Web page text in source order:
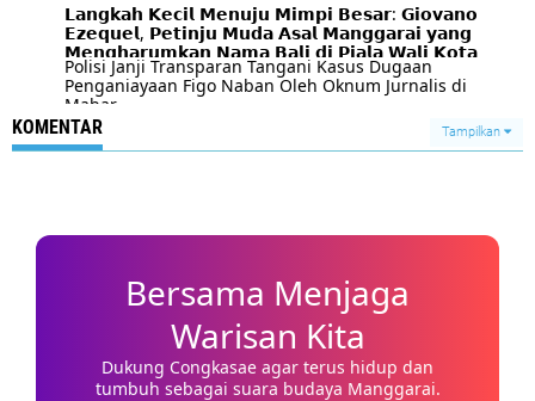
𝗟𝗮𝗻𝗴𝗸𝗮𝗵 𝗞𝗲𝗰𝗶𝗹 𝗠𝗲𝗻𝘂𝗷𝘂 𝗠𝗶𝗺𝗽𝗶 𝗕𝗲𝘀𝗮𝗿: 𝗚𝗶𝗼𝘃𝗮𝗻𝗼
𝗘𝘇𝗲𝗾𝘂𝗲𝗹, 𝗣𝗲𝘁𝗶𝗻𝗷𝘂 𝗠𝘂𝗱𝗮 𝗔𝘀𝗮𝗹 𝗠𝗮𝗻𝗴𝗴𝗮𝗿𝗮𝗶 𝘆𝗮𝗻𝗴
𝗠𝗲𝗻𝗴𝗵𝗮𝗿𝘂𝗺𝗸𝗮𝗻 𝗡𝗮𝗺𝗮 𝗕𝗮𝗹𝗶 𝗱𝗶 𝗣𝗶𝗮𝗹𝗮 𝗪𝗮𝗹𝗶 𝗞𝗼𝘁𝗮
𝗦𝘂𝗿𝗮𝗯𝗮𝘆𝗮 𝟮𝟬𝟮𝟲
Polisi Janji Transparan Tangani Kasus Dugaan
Penganiayaan Figo Naban Oleh Oknum Jurnalis di
Mabar
KOMENTAR
Tampilkan
Bersama Menjaga
Warisan Kita
Dukung Congkasae agar terus hidup dan
tumbuh sebagai suara budaya Manggarai.